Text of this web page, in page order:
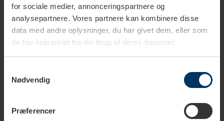
for sociale medier, annonceringspartnere og
analysepartnere. Vores partnere kan kombinere disse
data med andre oplysninger, du har givet dem, eller som
de har indsamlet fra din brug af deres tjenester.
Nødvendig
Præferencer
Tekniske specifikationer
Serie